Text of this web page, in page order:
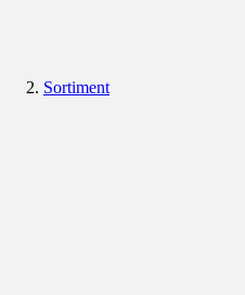
Sortiment